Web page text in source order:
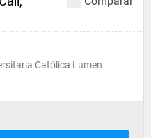
Católica Lumen